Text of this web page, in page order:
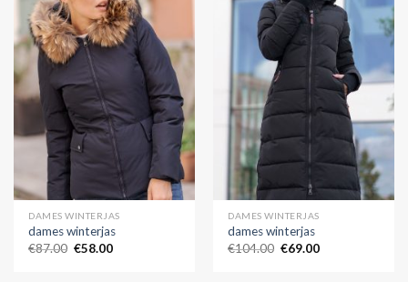
DAMES WINTERJAS
dames winterjas
€87.00 €58.00
DAMES WINTERJAS
dames winterjas
€104.00 €69.00